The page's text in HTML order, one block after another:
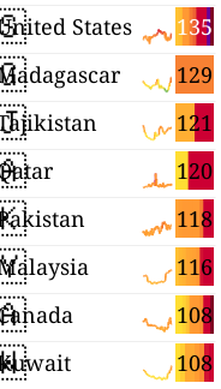
135
States
129
121
120
118
116
108
108